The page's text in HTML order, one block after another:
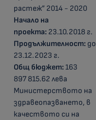
растеж” 2014 - 2020
Начало на
проекта: 23.10.2018 г.
Продължителност: до
23.12.2023 г.
Общ бюджет:163
897 815.62 лева
Министерството на
здравеопазването, в
качеството си на